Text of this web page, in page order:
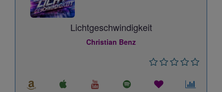
Lichtgeschwindigkeit
Christian Benz